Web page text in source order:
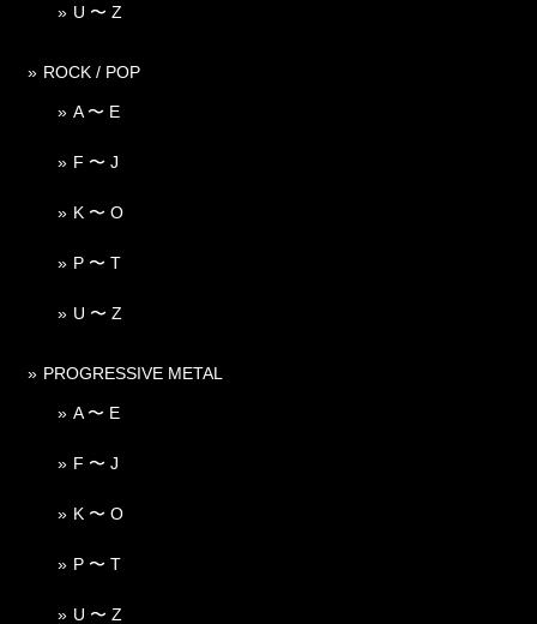
U 〜 Z
ROCK / POP
A 〜 E
F 〜 J
K 〜 O
P 〜 T
U 〜 Z
PROGRESSIVE METAL
A 〜 E
F 〜 J
K 〜 O
P 〜 T
U 〜 Z